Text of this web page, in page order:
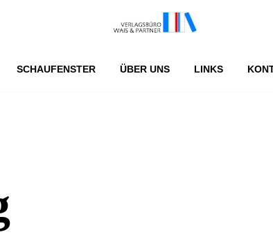
SCHAUFENSTER ÜBER UNS LINKS